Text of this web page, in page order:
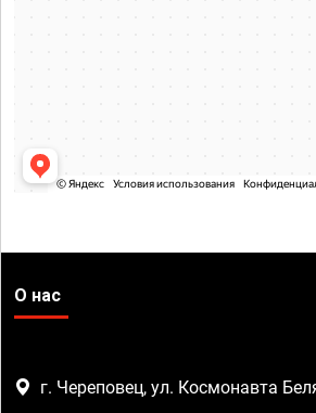
О нас
г. Череповец, ул. Космонавта